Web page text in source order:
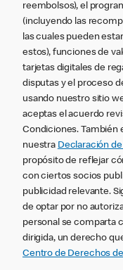
reembolsos), el
(incluyendo las
las cuales pueden
estos), funciones de
tarjetas digitales de
disputas y el proceso
usando nuestro sitio
aceptas el acuerdo
Condiciones. También
nuestra Declaración
propósito de reflejar
con ciertos socios
publicidad relevante.
de optar por no
personal se comparta
dirigida, un derecho
Centro de Derechos de